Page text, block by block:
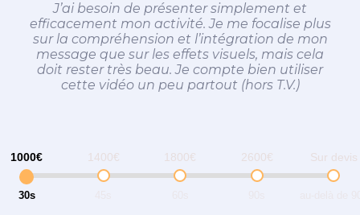
J’ai besoin de présenter simplement et
efficacement mon activité. Je me focalise plus
sur la compréhension et l’intégration de mon
message que sur les effets visuels, mais cela
doit rester très beau. Je compte bien utiliser
cette vidéo un peu partout (hors T.V.)
1000€
30s
1400€ 1800€ 2600€ Sur devis